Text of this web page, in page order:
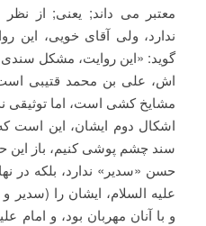
معتبر می داند; یعنی; از
ندارد، ولی آقای خویی،
گوید: «این روایت، مشکل
اش، علی بن محمد قتیبی
مشایخ کشی است، اما توثیقی
اشکال دوم ایشان، این است
سند چشم پوشی کنیم، باز این
حسن «سدیر» ندارد، بلکه در
علیه السلام، ایشان را
و با آنان مهربان بود، و امام